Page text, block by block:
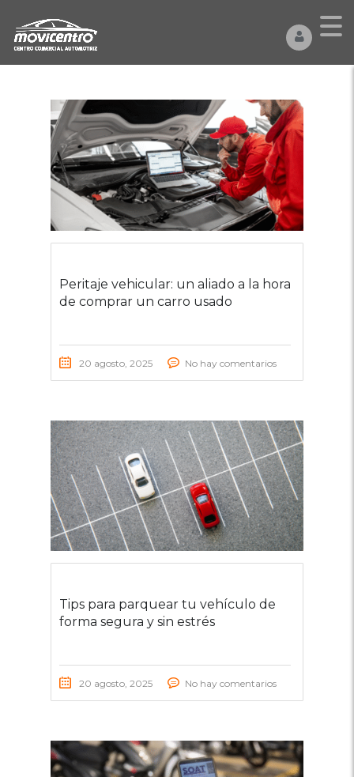
Peritaje vehicular: un aliado a la hora
de comprar un carro usado
20 agosto, 2025 No hay comentarios
Tips para parquear tu vehículo de
forma segura y sin estrés
20 agosto, 2025 No hay comentarios